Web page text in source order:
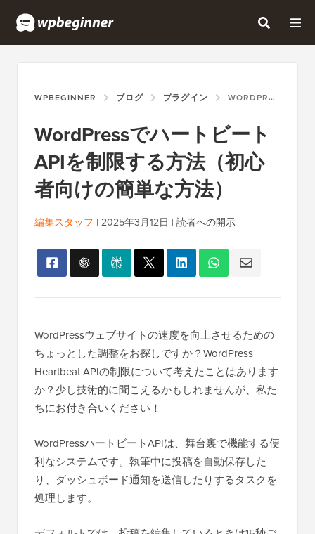
WPBEGINNER ブログ プラグイン WORDPRESSでハートビートAPIを制限する方法（初心者向けの簡単な方法）
WordPressでハートビート
APIを制限する方法（初心
者向けの簡単な方法）
編集スタッフ | 2025年3月12日 | 読者への開示
WordPressウェブサイトの速度を向上させるための
ちょっとした調整をお探しですか？WordPress
Heartbeat APIの制限について考えたことはあります
か？少し技術的に聞こえるかもしれませんが、私た
ちにお付き合いください！
WordPressハートビートAPIは、舞台裏で機能する便
利なシステムです。執筆中に投稿を自動保存した
り、ダッシュボード通知を送信したりするタスクを
処理します。